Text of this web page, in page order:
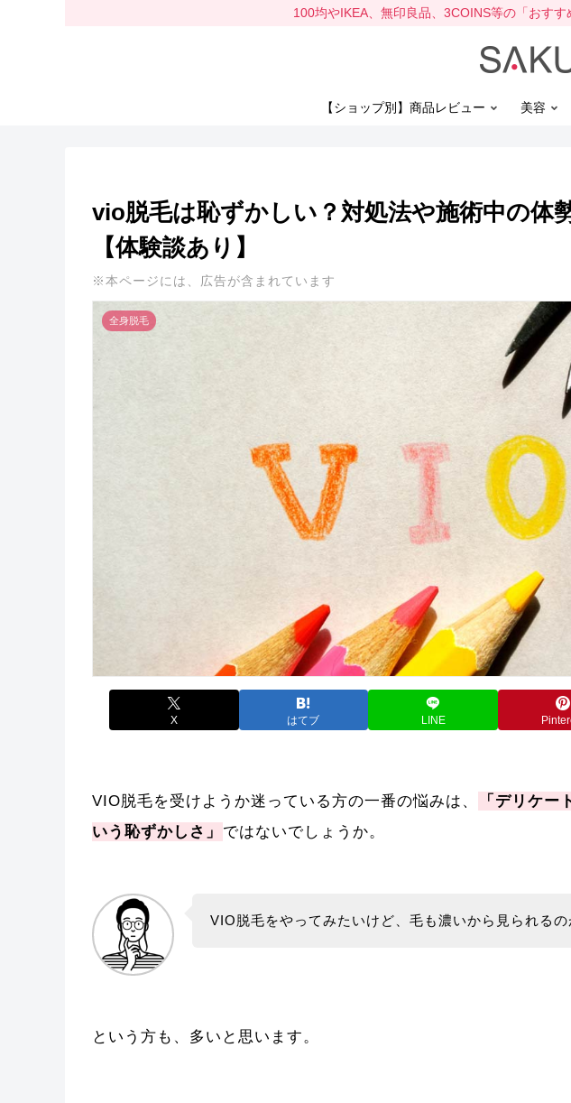
100均やIKEA、無印良品、3COINS等の「おす
【ショップ別】商品レビュー 美容
vio脱毛は恥ずかしい？対処法や施術中の体
【体験談あり】
※本ページには、広告が含まれています
全身脱毛
X はてブ LINE
VIO脱毛を受けようか迷っている方の一番の悩みは、
「デリケー
いう恥ずかしさ」
ではないでしょうか。
VIO脱毛をやってみたいけど、毛も濃いから見られる
という方も、多いと思います。